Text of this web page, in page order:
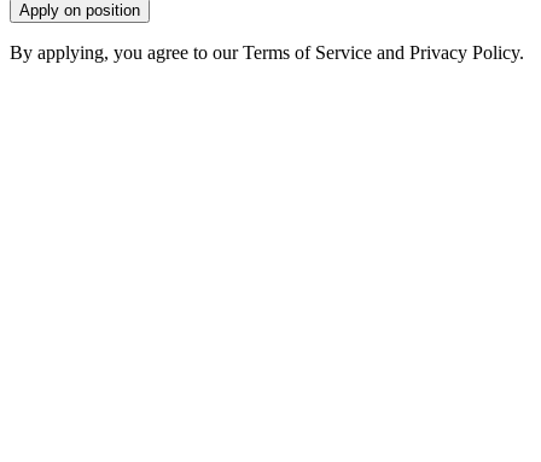
Apply on position
By applying, you agree to our Terms of Service and Privacy Policy.